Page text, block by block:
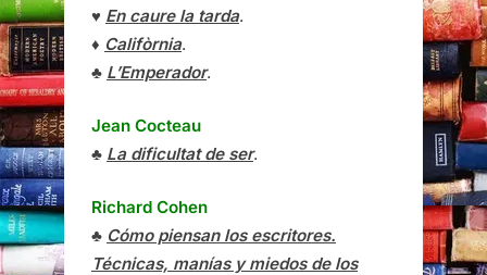
♥ En caure la tarda.
♦ Califòrnia.
♣ L’Emperador.
Jean Cocteau
♣ La dificultat de ser.
Richard Cohen
♣ Cómo piensan los escritores.
Técnicas, manías y miedos de los